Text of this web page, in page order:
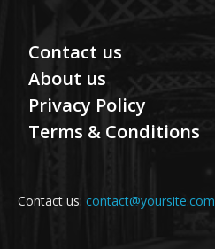
Contact us
About us
Privacy Policy
Terms & Conditions
Contact us: contact@yoursite.com